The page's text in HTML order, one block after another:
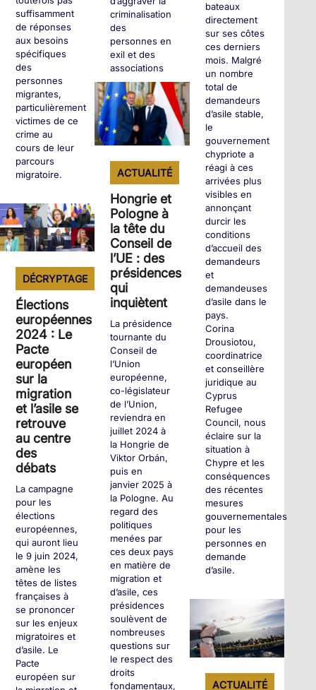
criminalisation
des
personnes en
exil et des
associations
solidaires.
+
suffisamment
de réponses
aux besoins
spécifiques
des
personnes
migrantes,
particulièrement
victimes de ce
crime au
cours de leur
parcours
migratoire.
+
bateaux
directement
sur ses côtes
ces derniers
mois. Malgré
un nombre
total de
demandeurs
d’asile stable,
le
gouvernement
chypriote a
réagi à ces
arrivées plus
visibles en
annonçant
durcir les
conditions
d’accueil des
demandeurs
et
demandeuses
d’asile dans le
pays.
Corina
Drousiotou,
coordinatrice
et conseillère
juridique au
Cyprus
Refugee
Council, nous
éclaire sur la
situation à
Chypre et les
conséquences
des récentes
mesures
gouvernementales
pour les
personnes en
demande
d’asile.
+
ACTUALITÉ
Hongrie et
Pologne à
la tête du
Conseil de
l’UE : des
présidences
qui
inquiètent
La présidence
tournante du
Conseil de
l’Union
européenne,
co-législateur
de l’Union,
reviendra en
juillet 2024 à
la Hongrie de
Viktor Orbán,
puis en
janvier 2025 à
la Pologne. Au
regard des
politiques
menées par
ces deux pays
en matière de
migration et
d’asile, ces
présidences
soulèvent de
nombreuses
questions sur
le respect des
droits
fondamentaux,
DÉCRYPTAGE
Élections
européennes
2024 : Le
Pacte
européen
sur la
migration
et l’asile se
retrouve
au centre
des
débats
La campagne
pour les
élections
européennes,
qui auront lieu
le 9 juin 2024,
amène les
têtes de listes
françaises à
se prononcer
sur les enjeux
migratoires et
d’asile. Le
Pacte
européen sur
ACTUALITÉ